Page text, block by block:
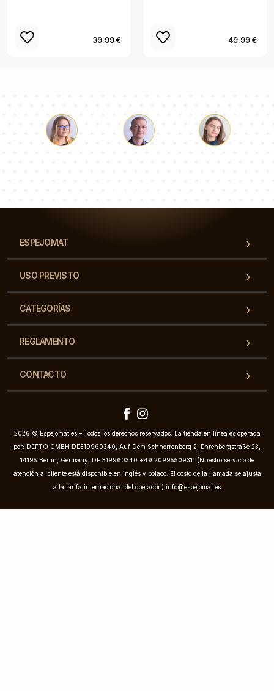
39.99 € 49.99 €
ESPEJOMAT
USO PREVISTO
CATEGORÍAS
REGLAMENTO
CONTACTO
2026 © Espejomat.es – Todos los derechos reservados. La tienda en línea es operada
por: DEFTO GMBH DE319960340, Auf Dem Schnorrenberg 2, Ehrenbergstraße 23,
14195 Berlin, Germany, DE 319960340 +49 20995509311 (Nuestro servicio de
atención al cliente está disponible en inglés y polaco. El costo de la llamada se ajusta
a la tarifa internacional del operador.) info@espejomat.es